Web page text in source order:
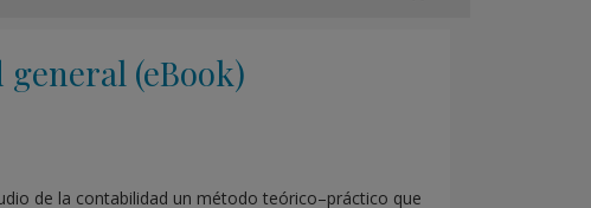
general (eBook)
de la contabilidad un método teórico–práctico que